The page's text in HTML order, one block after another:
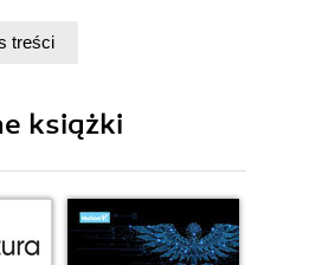
Management Console) a
(54)
ze startem systemu (73)
i monitoringu rejestru
treści
książki